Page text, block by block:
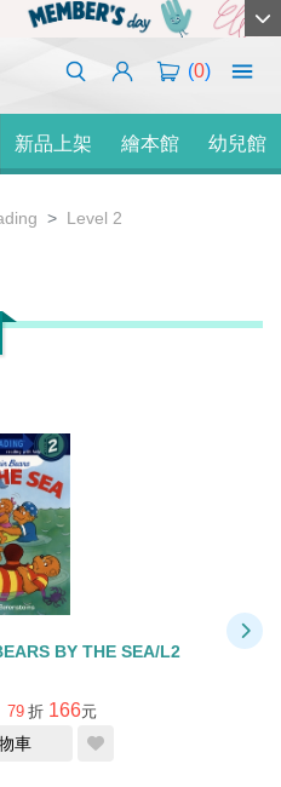
(0)
新品上架 繪本館 幼兒館
Level 2
BY THE SEA/L2
79 折 166元
車